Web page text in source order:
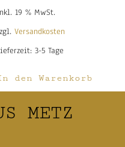
19 % MwSt.
Versandkosten
3-5 Tage
den Warenkorb
METZ